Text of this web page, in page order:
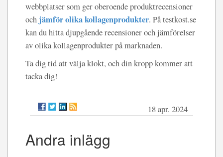
webbplatser som ger oberoende produktrecensioner
och jämför olika kollagenprodukter. På testkost.se
kan du hitta djupgående recensioner och jämförelser
av olika kollagenprodukter på marknaden.
Ta dig tid att välja klokt, och din kropp kommer att
tacka dig!
18 apr. 2024
Andra inlägg